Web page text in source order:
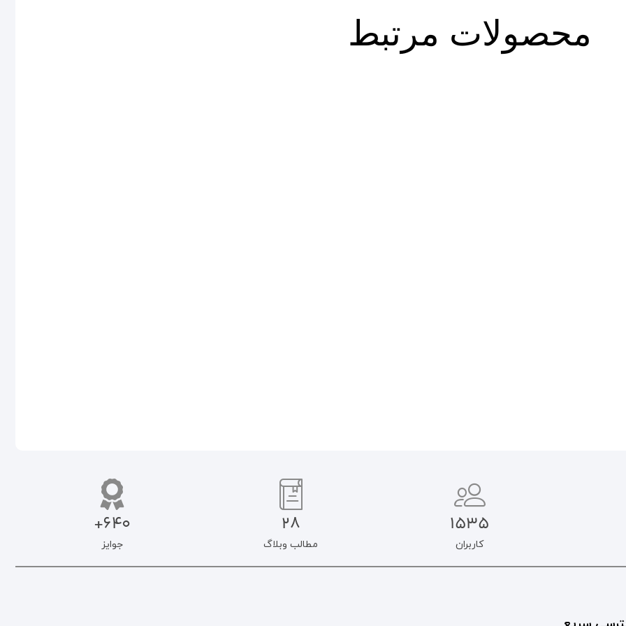
محصولات مرتبط
1535
کاربران
28
مطالب وبلاگ
640+
جوایز